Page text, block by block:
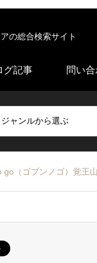
の総合検索サイト
グ記事 問い
（ゴブンノゴ）覚王